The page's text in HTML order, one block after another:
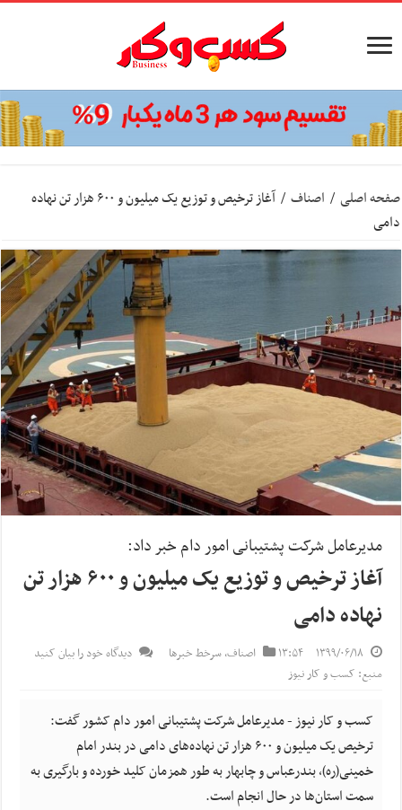
صفحه اصلی / اصناف /
آغاز ترخیص و توزیع یک میلیون و ۶۰۰ هزار تن نهاده
دامی
مدیرعامل شرکت پشتیبانی امور دام خبر داد:
آغاز ترخیص و توزیع یک میلیون و ۶۰۰ هزار تن
نهاده دامی
۱۳۹۹/۰۶/۱۸ ۱۳:۵۴ اصناف,سرخط خبرها
دیدگاه خود را بیان کنید
منبع: کسب و کار نیوز
کسب و کار نیوز - مدیرعامل شرکت پشتیبانی امور دام کشور گفت:
ترخیص یک میلیون و ۶۰۰ هزار تن نهاده‌های دامی در بندر امام
خمینی(ره)، بندرعباس و چابهار به طور همزمان کلید خورده و بارگیری به
سمت استان‌ها در حال انجام است.